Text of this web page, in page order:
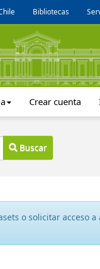
Bibliotecas
Crear cuenta
Buscar
o solicitar acceso a